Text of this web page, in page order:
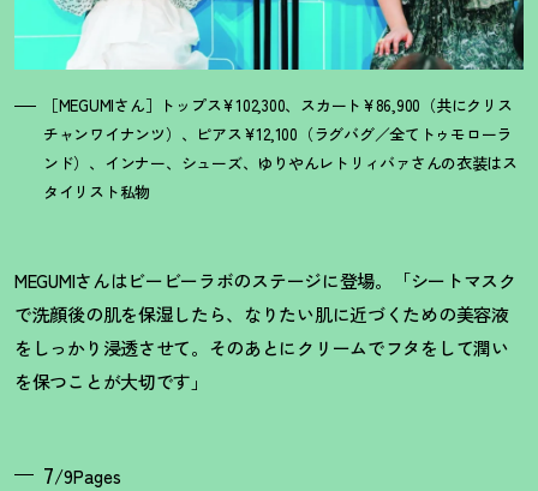
［MEGUMIさん］トップス¥102,300、スカート¥86,900（共にクリス
チャンワイナンツ）、ピアス¥12,100（ラグバグ／全てトゥモローラ
ンド）、インナー、シューズ、ゆりやんレトリィバァさんの衣装はス
タイリスト私物
MEGUMIさんはビービーラボのステージに登場。「シートマスク
で洗顔後の肌を保湿したら、なりたい肌に近づくための美容液
をしっかり浸透させて。そのあとにクリームでフタをして潤い
を保つことが大切です」
7/9Pages